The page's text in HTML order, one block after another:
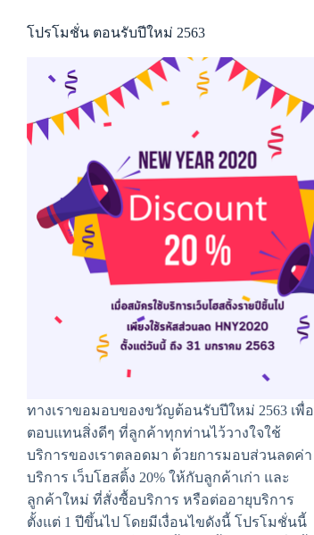
โปรโมชั่น ตอนรับปีใหม่ 2563
ทางเราขอมอบของขวัญต้อนรับปีใหม่ 2563 เพื่อ
ตอบแทนสิ่งดีๆ ที่ลูกค้าทุกท่านไว้วางใจใช้
บริการของเราตลอดมา ด้วยการมอบส่วนลดค่า
บริการ เว็บโฮสติ้ง 20% ให้กับลูกค้าเก่า และ
ลูกค้าใหม่ ที่สั่งซื้อบริการ หรือต่ออายุบริการ
ตั้งแต่ 1 ปีขึ้นไป โดยมีเงื่อนไขดังนี้ โปรโมชั่นนี้